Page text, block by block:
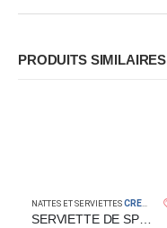
PRODUITS SIMILAIRES
NATTES ET SERVIETTESCRESSI
SERVIETTE DE SPORT HAUTE QUALITE CRESSISUB